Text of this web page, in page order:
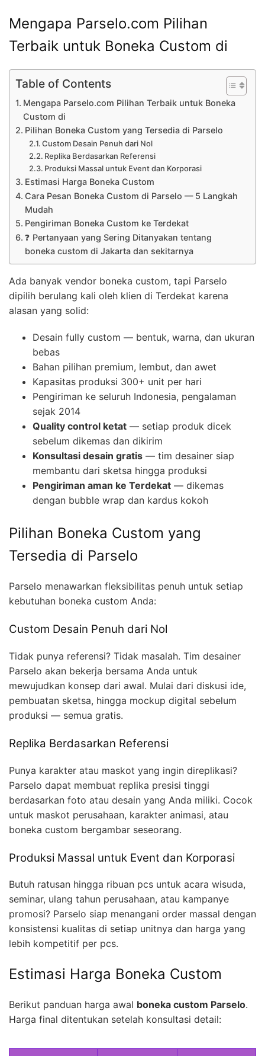
Mengapa Parselo.com Pilihan
Terbaik untuk Boneka Custom di
Table of Contents
Mengapa Parselo.com Pilihan Terbaik untuk Boneka
Custom di
Pilihan Boneka Custom yang Tersedia di Parselo
Custom Desain Penuh dari Nol
Replika Berdasarkan Referensi
Produksi Massal untuk Event dan Korporasi
Estimasi Harga Boneka Custom
Cara Pesan Boneka Custom di Parselo — 5 Langkah
Mudah
Pengiriman Boneka Custom ke Terdekat
❓ Pertanyaan yang Sering Ditanyakan tentang
boneka custom di Jakarta dan sekitarnya
Ada banyak vendor boneka custom, tapi Parselo
dipilih berulang kali oleh klien di Terdekat karena
alasan yang solid:
Desain fully custom — bentuk, warna, dan ukuran
bebas
Bahan pilihan premium, lembut, dan awet
Kapasitas produksi 300+ unit per hari
Pengiriman ke seluruh Indonesia, pengalaman
sejak 2014
Quality control ketat — setiap produk dicek
sebelum dikemas dan dikirim
Konsultasi desain gratis — tim desainer siap
membantu dari sketsa hingga produksi
Pengiriman aman ke Terdekat — dikemas
dengan bubble wrap dan kardus kokoh
Pilihan Boneka Custom yang
Tersedia di Parselo
Parselo menawarkan fleksibilitas penuh untuk setiap
kebutuhan boneka custom Anda:
Custom Desain Penuh dari Nol
Tidak punya referensi? Tidak masalah. Tim desainer
Parselo akan bekerja bersama Anda untuk
mewujudkan konsep dari awal. Mulai dari diskusi ide,
pembuatan sketsa, hingga mockup digital sebelum
produksi — semua gratis.
Replika Berdasarkan Referensi
Punya karakter atau maskot yang ingin direplikasi?
Parselo dapat membuat replika presisi tinggi
berdasarkan foto atau desain yang Anda miliki. Cocok
untuk maskot perusahaan, karakter animasi, atau
boneka custom bergambar seseorang.
Produksi Massal untuk Event dan Korporasi
Butuh ratusan hingga ribuan pcs untuk acara wisuda,
seminar, ulang tahun perusahaan, atau kampanye
promosi? Parselo siap menangani order massal dengan
konsistensi kualitas di setiap unitnya dan harga yang
lebih kompetitif per pcs.
Estimasi Harga Boneka Custom
Berikut panduan harga awal boneka custom Parselo.
Harga final ditentukan setelah konsultasi detail: